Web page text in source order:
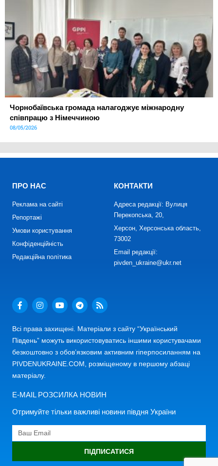
Чорнобаївська громада налагоджує міжнародну
співпрацю з Німеччиною
08/05/2026
ПРО НАС
Реклама на сайті
Репортажі
Умови користування
Конфіденційність
Редакційна політика
КОНТАКТИ
Адреса редакції: Вулиця
Перекопська, 20,
Херсон, Херсонська область,
73002
Email редакції:
pivden_ukraine@ukr.net
Всі права захищені. Матеріали з сайту “Український
Південь” можуть використовуватись іншими користувачами
безкоштовно з обов’язковим активним гіперпосиланням на
PIVDENUKRAINE.COM, розміщеному в першому абзаці
матеріалу.
E-MAIL РОЗСИЛКА НОВИН
Отримуйте тільки важливі новини півдня України
ПІДПИСАТИСЯ